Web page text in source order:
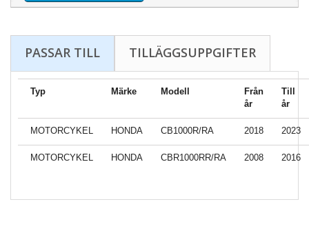
PASSAR TILL TILLÄGGSUPPGIFTER
Typ Märke Modell
Från
år
Till
år
MOTORCYKEL HONDA CB1000R/RA 2018 2023
MOTORCYKEL HONDA CBR1000RR/RA 2008 2016